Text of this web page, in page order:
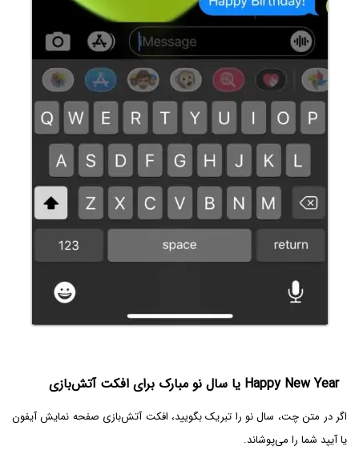
Happy New Year یا سال نو مبارک برای افکت آتش‌بازی
اگر در متن چت، سال نو را تبریک بگویید، افکت آتش‌بازی صفحه نمایش آیفون
یا آیپد شما را می‌پوشاند.